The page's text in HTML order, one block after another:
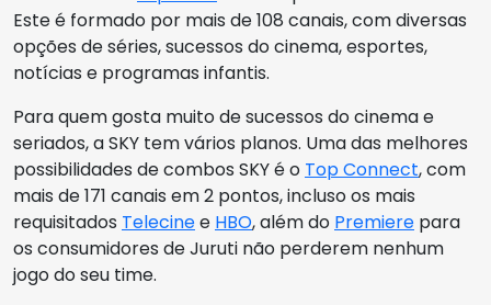
Este é formado por mais de 108 canais, com diversas
opções de séries, sucessos do cinema, esportes,
notícias e programas infantis.
Para quem gosta muito de sucessos do cinema e
seriados, a SKY tem vários planos. Uma das melhores
possibilidades de combos SKY é o Top Connect, com
mais de 171 canais em 2 pontos, incluso os mais
requisitados Telecinee HBO, além do Premiere para
os consumidores de Juruti não perderem nenhum
jogo do seu time.